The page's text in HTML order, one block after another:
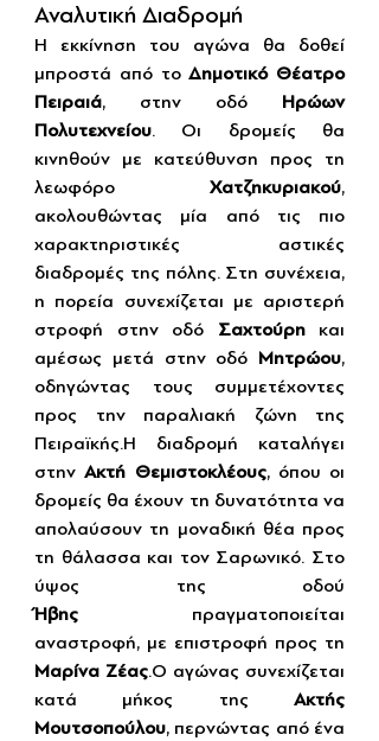
Αναλυτική Διαδρομή
Η εκκίνηση του αγώνα θα δοθεί
μπροστά από το Δημοτικό Θέατρο
Πειραιά, στην οδό Ηρώων
Πολυτεχνείου. Οι δρομείς θα
κινηθούν με κατεύθυνση προς τη
λεωφόρο Χατζηκυριακού,
ακολουθώντας μία από τις πιο
χαρακτηριστικές αστικές
διαδρομές της πόλης. Στη συνέχεια,
η πορεία συνεχίζεται με αριστερή
στροφή στην οδό Σαχτούρη και
αμέσως μετά στην οδό Μητρώου,
οδηγώντας τους συμμετέχοντες
προς την παραλιακή ζώνη της
Πειραϊκής.Η διαδρομή καταλήγει
στην Ακτή Θεμιστοκλέους, όπου οι
δρομείς θα έχουν τη δυνατότητα να
απολαύσουν τη μοναδική θέα προς
τη θάλασσα και τον Σαρωνικό. Στο
Ήβης πραγματοποιείται
Μαρίνα Ζέας.Ο αγώνας συνεχίζεται
κατά μήκος της Ακτής
Μουτσοπούλου, περνώντας από ένα